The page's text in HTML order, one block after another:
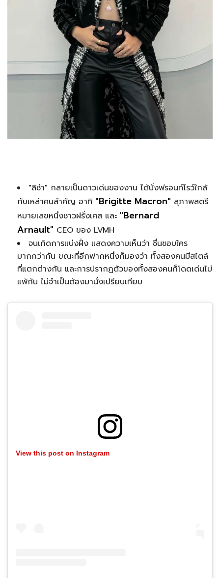
"ลิซ่า" กลายเป็นดาวเด่นของงาน ได้นั่งฟรอนท์โรว์ใกล้
กับเหล่าคนสำคัญ อาทิ "Brigitte Macron" สุภาพสตรี
หมายเลขหนึ่งชาวฝรั่งเศส และ "Bernard
Arnault" CEO ของ LVMH
จนเกิดการแบ่งฝั่ง แสดงความเห็นว่า ชื่นชอบใคร
มากกว่ากัน ขณะที่อีกฟากหนึ่งก็มองว่า ทั้งสองคนมีสไตล์
ที่แตกต่างกัน และการปรากฏตัวของทั้งสองคนก็โดดเด่นไม่
แพ้กัน ไม่จำเป็นต้องมานั่งเปรียบเทียบ
View this post on Instagram